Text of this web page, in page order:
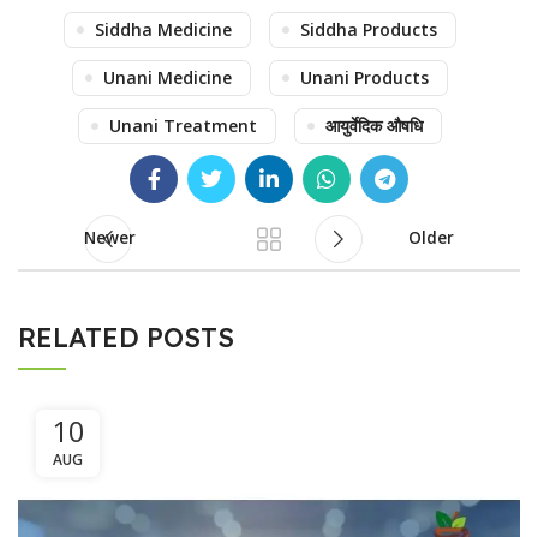
Siddha Medicine Siddha Products
Unani Medicine Unani Products
Unani Treatment आयुर्वेदिक औषधि
Newer Older
RELATED POSTS
10
AUG